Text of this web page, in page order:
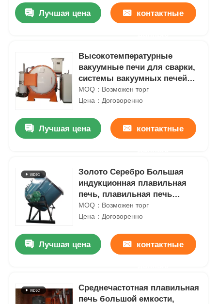
Лучшая цена контактные
Высокотемпературные
вакуумные печи для сварки,
системы вакуумных печей
для твердых сплавов
MOQ：Возможен торг
Цена：Договоренно
Лучшая цена контактные
Золото Серебро Большая
индукционная плавильная
печь, плавильная печь
драгоценных металлов
MOQ：Возможен торг
Цена：Договоренно
Лучшая цена контактные
Среднечастотная плавильная
печь большой емкости,